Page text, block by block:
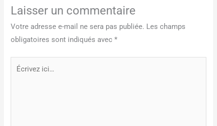
Laisser un commentaire
Votre adresse e-mail ne sera pas publiée. Les champs
obligatoires sont indiqués avec*
Écrivez